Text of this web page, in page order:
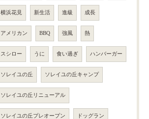
横浜花見 新生活 進級 成長
アメリカン BBQ 強風 熱
スシロー うに 食い過ぎ ハンバーガー
ソレイユの丘 ソレイユの丘キャンプ
ソレイユの丘リニューアル
ソレイユの丘プレオープン ドッグラン